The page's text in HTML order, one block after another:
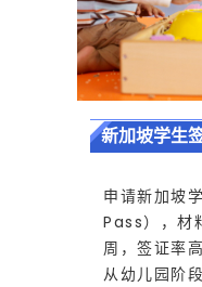
对
孩
子
读
新加坡学生
申请新加坡
Pass），材
周，签证率
从幼儿园阶